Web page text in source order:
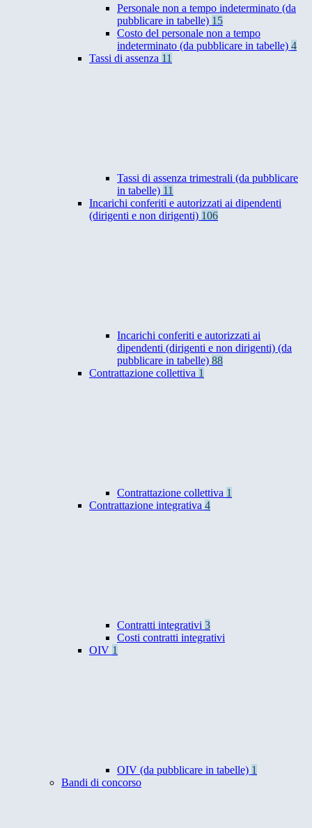
Personale non a tempo indeterminato (da
pubblicare in tabelle) 15
Costo del personale non a tempo
indeterminato (da pubblicare in tabelle) 4
Tassi di assenza 11
Tassi di assenza trimestrali (da pubblicare
in tabelle) 11
Incarichi conferiti e autorizzati ai dipendenti
(dirigenti e non dirigenti) 106
Incarichi conferiti e autorizzati ai
dipendenti (dirigenti e non dirigenti) (da
pubblicare in tabelle) 88
Contrattazione collettiva 1
Contrattazione collettiva 1
Contrattazione integrativa 4
Contratti integrativi 3
Costi contratti integrativi
OIV 1
OIV (da pubblicare in tabelle) 1
Bandi di concorso